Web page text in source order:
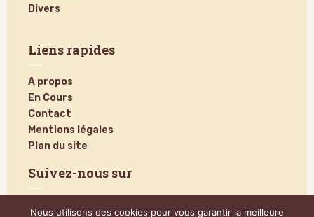
Divers
Liens rapides
A propos
En Cours
Contact
Mentions légales
Plan du site
Suivez-nous sur
Nous utilisons des cookies pour vous garantir la meilleure